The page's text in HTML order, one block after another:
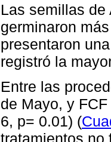
Las semillas de
germinaron
presentaron
registró la
Entre las
de Mayo, y
6, p= 0.01) (
tratamientos no